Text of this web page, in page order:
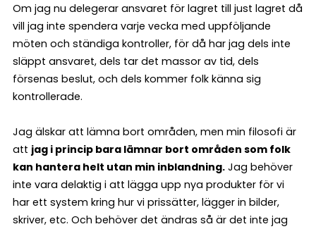
Om jag nu delegerar ansvaret för lagret till just lagret då
vill jag inte spendera varje vecka med uppföljande
möten och ständiga kontroller, för då har jag dels inte
släppt ansvaret, dels tar det massor av tid, dels
försenas beslut, och dels kommer folk känna sig
kontrollerade.
Jag älskar att lämna bort områden, men min filosofi är
att jag i princip bara lämnar bort områden som folk
kan hantera helt utan min inblandning. Jag behöver
inte vara delaktig i att lägga upp nya produkter för vi
har ett system kring hur vi prissätter, lägger in bilder,
skriver, etc. Och behöver det ändras så är det inte jag